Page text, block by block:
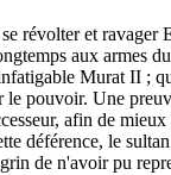
révolter et
aux armes
Murat II ;
pouvoir. Une
afin de
déférence, le
de n'avoir pu